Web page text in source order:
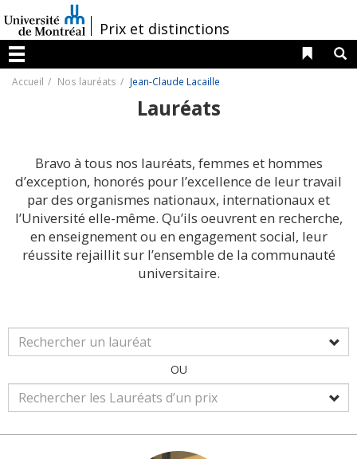
au
contenu
/Prix et distinctions
Menu
Liens
Accueil Nos lauréats Jean-Claude Lacaille
Lauréats
Bravo à tous nos lauréats, femmes et hommes
d’exception, honorés pour l’excellence de leur travail
par des organismes nationaux, internationaux et
l’Université elle-même. Qu’ils oeuvrent en recherche,
en enseignement ou en engagement social, leur
réussite rejaillit sur l’ensemble de la communauté
universitaire.
OU